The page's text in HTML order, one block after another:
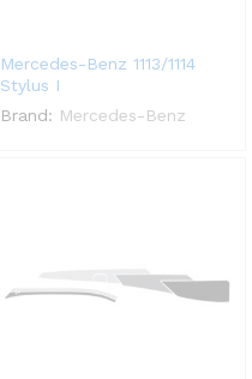
Mercedes-Benz 1113/1114
Stylus I
Brand: Mercedes-Benz